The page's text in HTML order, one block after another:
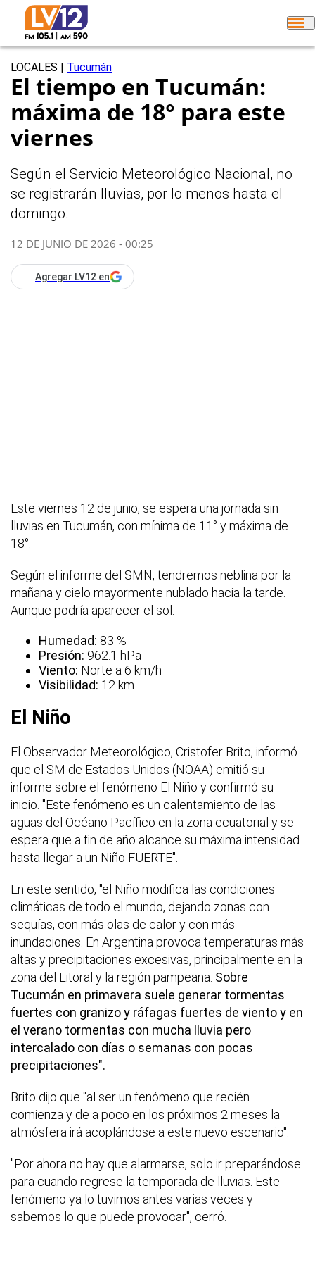
LOCALES Tucumán
El tiempo en Tucumán:
máxima de 18° para este
viernes
Según el Servicio Meteorológico Nacional, no
se registrarán lluvias, por lo menos hasta el
domingo.
12 DE JUNIO DE 2026 - 00:25
Agregar LV12 en
Este viernes 12 de junio, se espera una jornada sin
lluvias en Tucumán, con mínima de 11° y máxima de
18°.
Según el informe del SMN, tendremos neblina por la
mañana y cielo mayormente nublado hacia la tarde.
Aunque podría aparecer el sol.
Humedad: 83 %
Presión: 962.1 hPa
Viento: Norte a 6 km/h
Visibilidad: 12 km
El Niño
El Observador Meteorológico, Cristofer Brito, informó
que el SM de Estados Unidos (NOAA) emitió su
informe sobre el fenómeno El Niño y confirmó su
inicio. "Este fenómeno es un calentamiento de las
aguas del Océano Pacífico en la zona ecuatorial y se
espera que a fin de año alcance su máxima intensidad
hasta llegar a un Niño FUERTE".
En este sentido, "el Niño modifica las condiciones
climáticas de todo el mundo, dejando zonas con
sequías, con más olas de calor y con más
inundaciones. En Argentina provoca temperaturas más
altas y precipitaciones excesivas, principalmente en la
zona del Litoral y la región pampeana. Sobre
Tucumán en primavera suele generar tormentas
fuertes con granizo y ráfagas fuertes de viento y en
el verano tormentas con mucha lluvia pero
intercalado con días o semanas con pocas
precipitaciones".
Brito dijo que "al ser un fenómeno que recién
comienza y de a poco en los próximos 2 meses la
atmósfera irá acoplándose a este nuevo escenario".
"Por ahora no hay que alarmarse, solo ir preparándose
para cuando regrese la temporada de lluvias. Este
fenómeno ya lo tuvimos antes varias veces y
sabemos lo que puede provocar", cerró.